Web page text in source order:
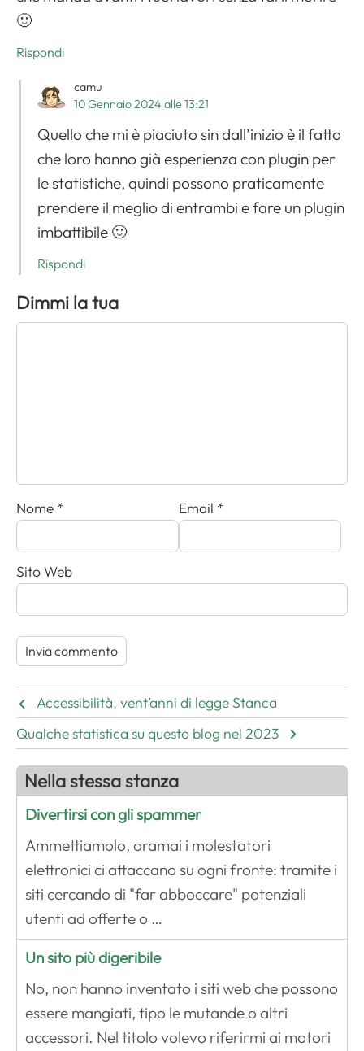
🙂
Rispondi
camu
10 Gennaio 2024 alle 13:21
Quello che mi è piaciuto sin dall’inizio è il fatto
che loro hanno già esperienza con plugin per
le statistiche, quindi possono praticamente
prendere il meglio di entrambi e fare un plugin
imbattibile 🙂
Rispondi
Dimmi la tua
Nome * Email *
Sito Web
Accessibilità, vent’anni di legge Stanca
Qualche statistica su questo blog nel 2023
Nella stessa stanza
Divertirsi con gli spammer
Ammettiamolo, oramai i molestatori
elettronici ci attaccano su ogni fronte: tramite i
siti cercando di "far abboccare" potenziali
utenti ad offerte o …
Un sito più digeribile
No, non hanno inventato i siti web che possono
essere mangiati, tipo le mutande o altri
accessori. Nel titolo volevo riferirmi ai motori